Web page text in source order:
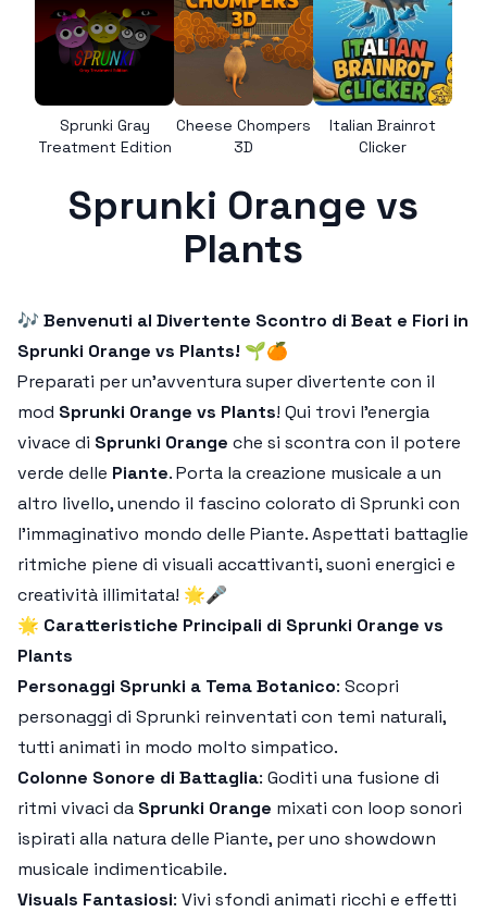
Sprunki Gray
Treatment Edition
Cheese Chompers
3D
Italian Brainrot
Clicker
Sprunki Orange vs
Plants
🎶 Benvenuti al Divertente Scontro di Beat e Fiori in
Sprunki Orange vs Plants! 🌱🍊
Preparati per un'avventura super divertente con il
mod Sprunki Orange vs Plants! Qui trovi l'energia
vivace di Sprunki Orange che si scontra con il potere
verde delle Piante. Porta la creazione musicale a un
altro livello, unendo il fascino colorato di Sprunki con
l’immaginativo mondo delle Piante. Aspettati battaglie
ritmiche piene di visuali accattivanti, suoni energici e
creatività illimitata! 🌟🎤
🌟 Caratteristiche Principali di Sprunki Orange vs
Plants
Personaggi Sprunki a Tema Botanico: Scopri
personaggi di Sprunki reinventati con temi naturali,
tutti animati in modo molto simpatico.
Colonne Sonore di Battaglia: Goditi una fusione di
ritmi vivaci da Sprunki Orange mixati con loop sonori
ispirati alla natura delle Piante, per uno showdown
musicale indimenticabile.
Visuals Fantasiosi: Vivi sfondi animati ricchi e effetti